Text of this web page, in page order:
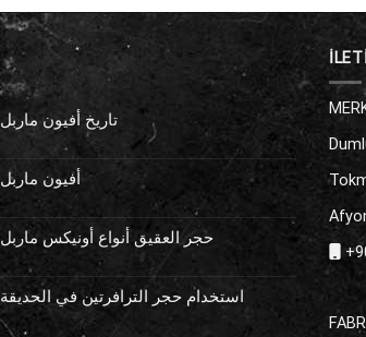
تاريخ أفيون ماربل
أفيون ماربل
حجر العقيق أنواع أونيكس ماربل
استخدام حجر الترافرتين في الحديقة